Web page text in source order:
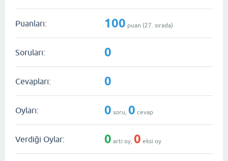
Puanları: 100 puan (27 . sırada)
Soruları: 0
Cevapları: 0
Oyları: 0 soru, 0 cevap
Verdiği Oylar: 0 artı oy, 0 eksi oy